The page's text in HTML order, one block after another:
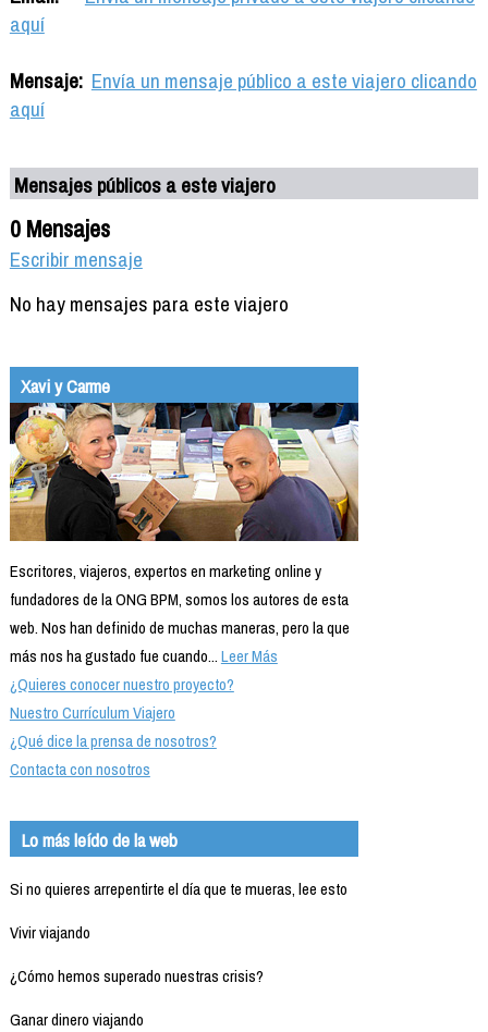
aquí
Mensaje: Envía un mensaje público a este viajero clicando
aquí
Mensajes públicos a este viajero
0 Mensajes
Escribir mensaje
No hay mensajes para este viajero
Xavi y Carme
Escritores, viajeros, expertos en marketing online y
fundadores de la ONG BPM, somos los autores de esta
web. Nos han definido de muchas maneras, pero la que
más nos ha gustado fue cuando...Leer Más
¿Quieres conocer nuestro proyecto?
Nuestro Currículum Viajero
¿Qué dice la prensa de nosotros?
Contacta con nosotros
Lo más leído de la web
Si no quieres arrepentirte el día que te mueras, lee esto
Vivir viajando
¿Cómo hemos superado nuestras crisis?
Ganar dinero viajando